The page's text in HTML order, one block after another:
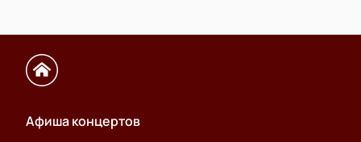
Афиша концертов